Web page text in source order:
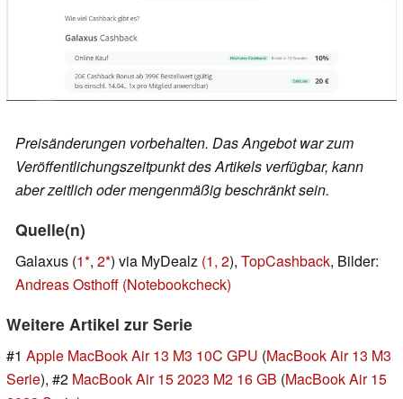
Preisänderungen vorbehalten. Das Angebot war zum
Veröffentlichungszeitpunkt des Artikels verfügbar, kann
aber zeitlich oder mengenmäßig beschränkt sein.
Quelle(n)
Galaxus (1 , 2 ) via MyDealz (1, 2), TopCashback, Bilder:
Andreas Osthoff (Notebookcheck)
Weitere Artikel zur Serie
#1 Apple MacBook Air 13 M3 10C GPU (MacBook Air 13 M3
Serie), #2 MacBook Air 15 2023 M2 16 GB (MacBook Air 15